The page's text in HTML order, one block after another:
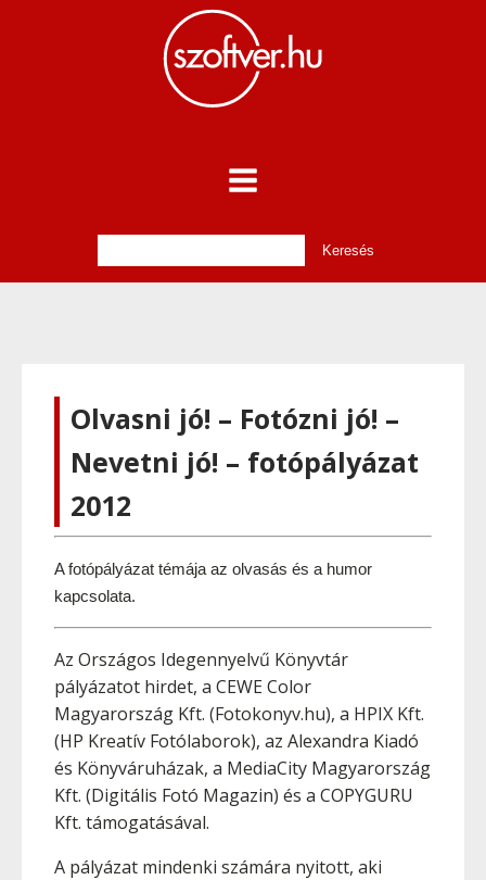
Olvasni jó! – Fotózni jó! –
Nevetni jó! – fotópályázat
2012
A fotópályázat témája az olvasás és a humor
kapcsolata.
Az Országos Idegennyelvű Könyvtár
pályázatot hirdet, a CEWE Color
Magyarország Kft. (Fotokonyv.hu), a HPIX Kft.
(HP Kreatív Fotólaborok), az Alexandra Kiadó
és Könyváruházak, a MediaCity Magyarország
Kft. (Digitális Fotó Magazin) és a COPYGURU
Kft. támogatásával.
A pályázat mindenki számára nyitott, aki